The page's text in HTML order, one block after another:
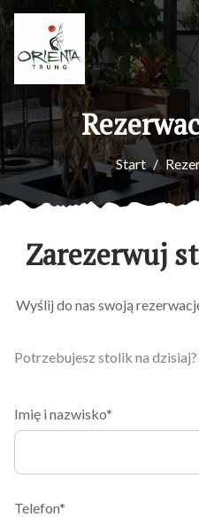
Start
Zarezerwuj
Wyślij do nas swoją
Potrzebujesz stolik na
Imię i nazwisko*
Telefon*